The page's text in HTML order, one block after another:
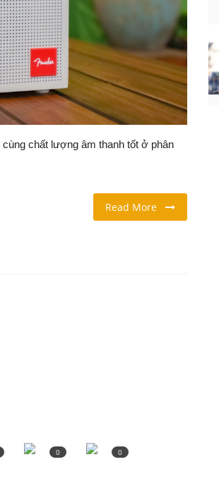
chất lượng âm thanh tốt ở phân
Read More
0 0